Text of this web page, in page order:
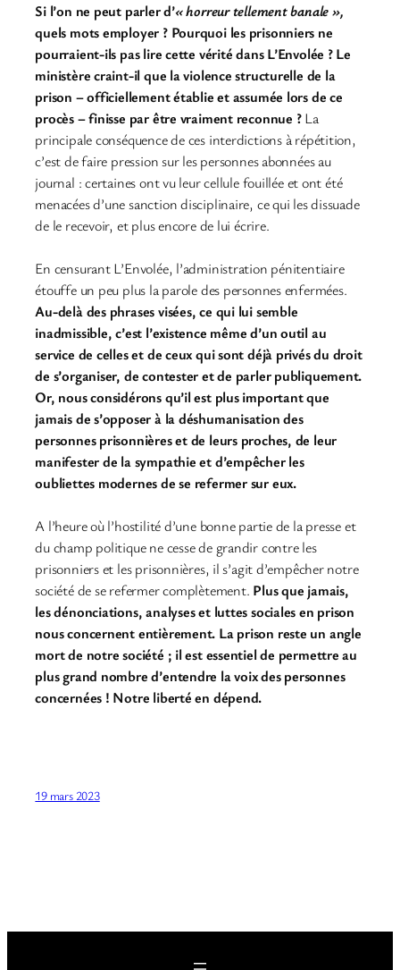
Si l’on ne peut parler d’« horreur tellement banale »,
quels mots employer ? Pourquoi les prisonniers ne
pourraient-ils pas lire cette vérité dans L’Envolée ? Le
ministère craint-il que la violence structurelle de la
prison – officiellement établie et assumée lors de ce
procès – finisse par être vraiment reconnue ?La
principale conséquence de ces interdictions à répétition,
c’est de faire pression sur les personnes abonnées au
journal : certaines ont vu leur cellule fouillée et ont été
menacées d’une sanction disciplinaire, ce qui les dissuade
de le recevoir, et plus encore de lui écrire.
En censurant L’Envolée, l’administration pénitentiaire
étouffe un peu plus la parole des personnes enfermées.
Au-delà des phrases visées, ce qui lui semble
inadmissible, c’est l’existence même d’un outil au
service de celles et de ceux qui sont déjà privés du droit
de s’organiser, de contester et de parler publiquement.
Or, nous considérons qu’il est plus important que
jamais de s’opposer à la déshumanisation des
personnes prisonnières et de leurs proches, de leur
manifester de la sympathie et d’empêcher les
oubliettes modernes de se refermer sur eux.
A l’heure où l’hostilité d’une bonne partie de la presse et
du champ politique ne cesse de grandir contre les
prisonniers et les prisonnières, il s’agit d’empêcher notre
société de se refermer complètement. Plus que jamais,
les dénonciations, analyses et luttes sociales en prison
nous concernent entièrement. La prison reste un angle
mort de notre société ; il est essentiel de permettre au
plus grand nombre d’entendre la voix des personnes
concernées ! Notre liberté en dépend.
19 mars 2023